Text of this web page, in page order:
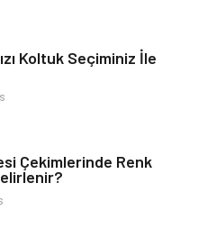
Spor
Keyif & Hobi
Koltuk Seçiminiz İle
Çekimlerinde Renk